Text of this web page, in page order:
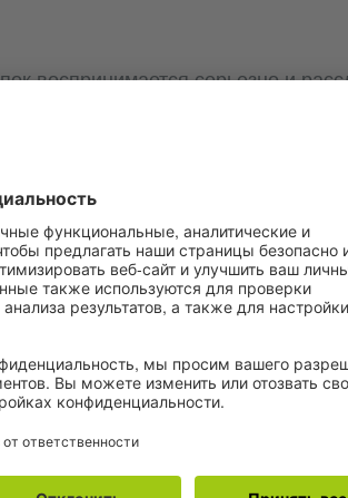
воспринимается серьезно и
процедуры. Для этого была
Более подробная
System
лицо, предоставившее
обоснована.
в Гёте-институте предлагает